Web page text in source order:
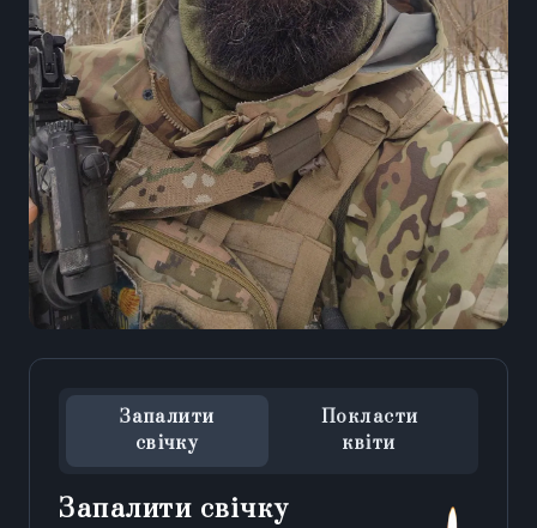
Запалити
свічку
Покласти
квіти
Запалити свічку